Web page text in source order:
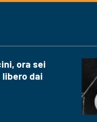
ora sei
dai